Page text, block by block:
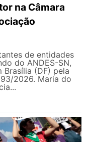
na Câmara
de entidades
do ANDES-SN,
(DF) pela
2026. Maria do